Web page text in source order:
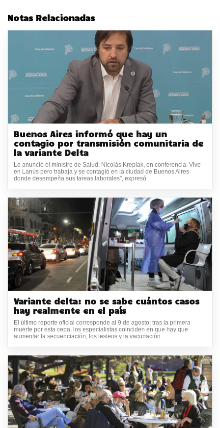
Notas Relacionadas
Buenos Aires informó que hay un
contagio por transmisión comunitaria de
la variante Delta
Lo anunció el ministro de Salud, Nicolás Kreplak, en conferencia. Vive
en Lanús pero trabaja y se contagió en la ciudad de Buenos Aires
donde desempeña sus tareas laborales”, expresó.
Variante delta: no se sabe cuántos casos
hay realmente en el país
El último reporte oficial corresponde al 9 de agosto; tras la primera
muerte por esta cepa, los especialistas coinciden en que hay que
aumentar la secuenciación, los testeos y la vacunación.